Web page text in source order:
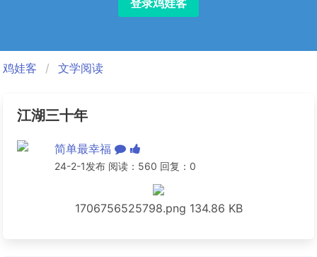
登录鸡娃客
鸡娃客 文学阅读
江湖三十年
简单最幸福
24-2-1发布 阅读：560 回复：0
1706756525798.png 134.86 KB